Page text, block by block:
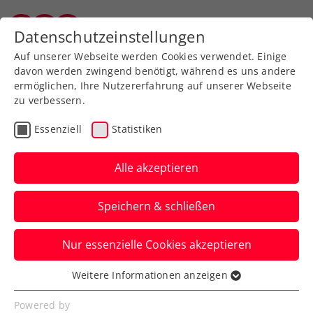
Zurück zur Newsübersicht
Turniere
ITF Kairo: Schwärzler
spielt sich erstmals unter
die Top 100 der Welt
Ein Top-Abschneiden in Ägypten beschert
der ÖTV-Zukunftshoffnung ein
zweistelliges Ranking.
Verfasst von: Manuel Wachta, 20.09.2022
Datenschutzeinstellungen
Auf unserer Webseite werden Cookies verwendet. Einige
davon werden zwingend benötigt, während es uns andere
ermöglichen, Ihre Nutzererfahrung auf unserer Webseite
zu verbessern.
Essenziell Statistiken
Alle akzeptieren
Speichern & schließen
Nur essenzielle Cookies akzeptieren
Essenziell
Essenzielle Cookies werden für grundlegende
Weitere Informationen anzeigen
Powered by